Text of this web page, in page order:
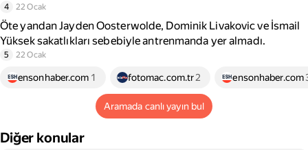
4 22 Ocak
Öte yandan Jayden Oosterwolde, Dominik Livakovic ve İsmail
Yüksek sakatlıkları sebebiyle antrenmanda yer almadı.
5 22 Ocak
ensonhaber.com 1 fotomac.com.tr2 ensonhaber.com
Aramada canlı yayın bul
Diğer konular